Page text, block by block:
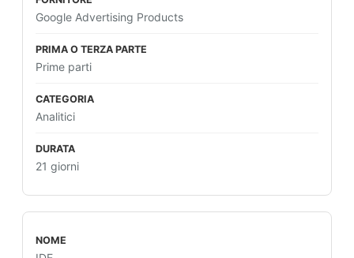
Google Advertising Products
Prime parti
Analitici
21 giorni